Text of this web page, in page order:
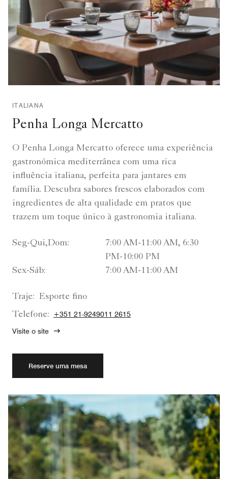
ITALIANA
Penha Longa Mercatto
O Penha Longa Mercatto oferece uma experiência
gastronómica mediterrânea com uma rica
influência italiana, perfeita para jantares em
família. Descubra sabores frescos elaborados com
ingredientes de alta qualidade em pratos que
trazem um toque único à gastronomia italiana.
Seg-Qui,Dom:
7:00 AM-11:00 AM, 6:30
PM-10:00 PM
Sex-Sáb:
7:00 AM-11:00 AM
Traje:
Esporte fino
Telefone:
+351 21-9249011 2615
Visite o site
Reserve uma mesa